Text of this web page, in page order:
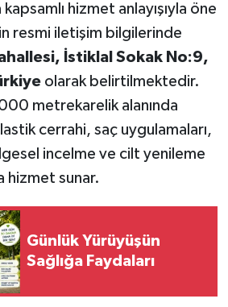
hizmet anlayışıyla öne
resmi iletişim bilgilerinde
İstiklal Sokak No:9,
olarak belirtilmektedir.
metrekarelik alanında
cerrahi, saç uygulamaları,
incelme ve cilt yenileme
hizmet sunar.
Günlük Yürüyüşün
Sağlığa Faydaları